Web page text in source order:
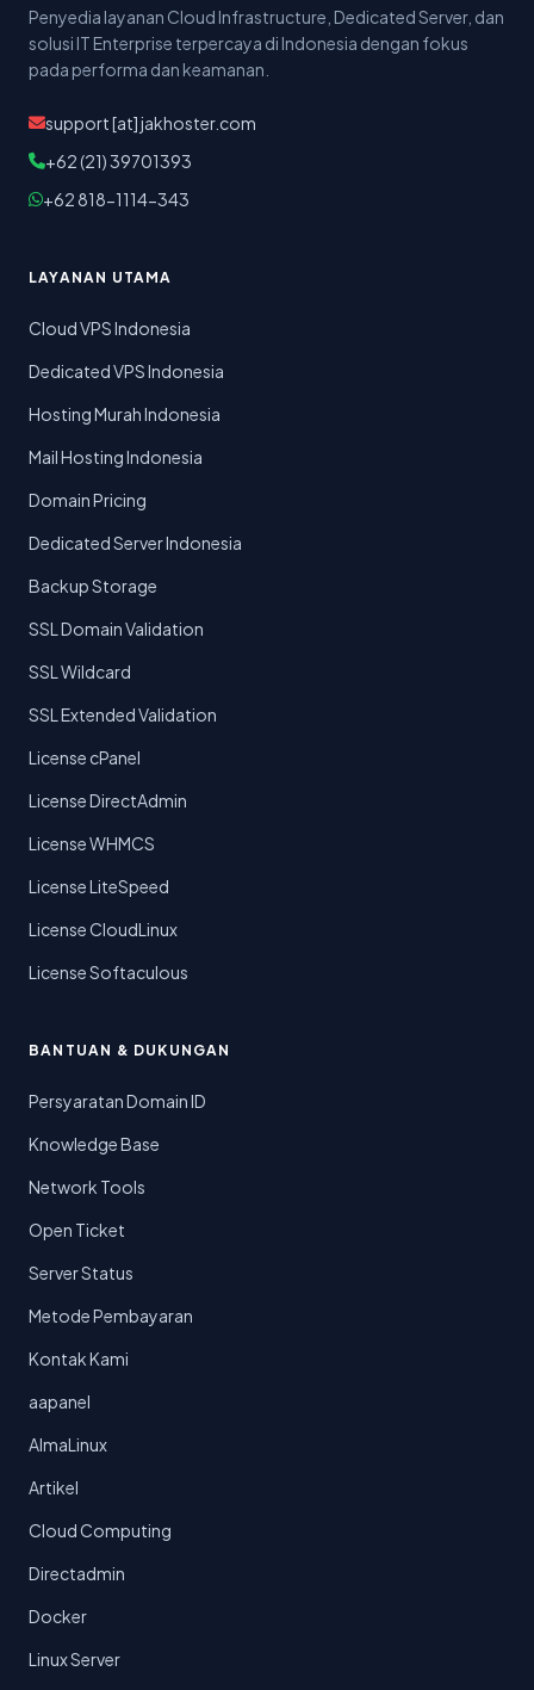
Penyedia layanan Cloud Infrastructure, Dedicated Server, dan
solusi IT Enterprise terpercaya di Indonesia dengan fokus
pada performa dan keamanan.
support [at] jakhoster.com
+62 (21) 39701393
+62 818-1114-343
LAYANAN UTAMA
Cloud VPS Indonesia
Dedicated VPS Indonesia
Hosting Murah Indonesia
Mail Hosting Indonesia
Domain Pricing
Dedicated Server Indonesia
Backup Storage
SSL Domain Validation
SSL Wildcard
SSL Extended Validation
License cPanel
License DirectAdmin
License WHMCS
License LiteSpeed
License CloudLinux
License Softaculous
BANTUAN & DUKUNGAN
Persyaratan Domain ID
Knowledge Base
Network Tools
Open Ticket
Server Status
Metode Pembayaran
Kontak Kami
aapanel
AlmaLinux
Artikel
Cloud Computing
Directadmin
Docker
Linux Server